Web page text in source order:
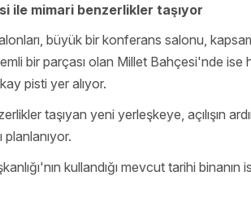
ile mimari benzerlikler taşıyor
büyük bir konferans salonu,
bir parçası olan Millet Bahçesi'nde ise
pisti yer alıyor.
taşıyan yeni yerleşkeye, açılışın
kullandığı mevcut tarihi binanın